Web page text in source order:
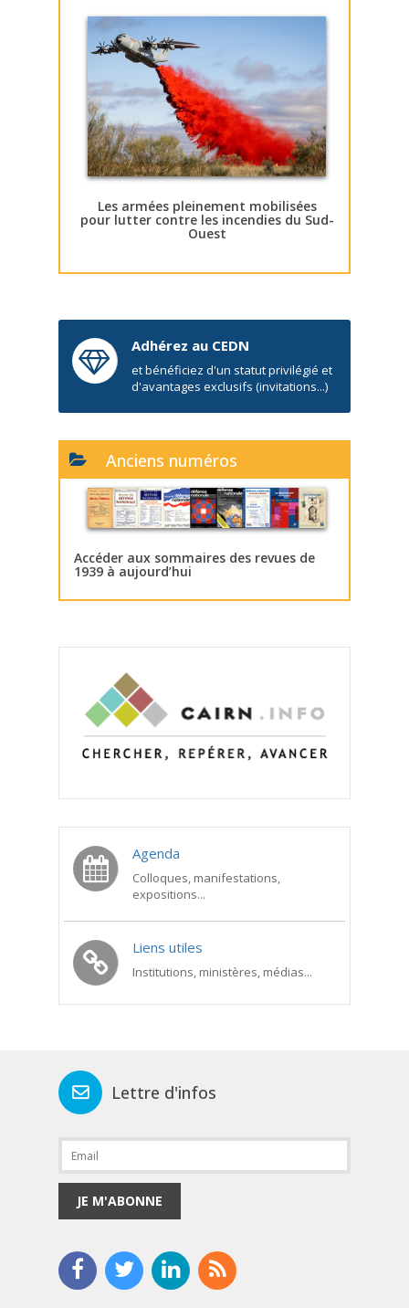
Les armées pleinement mobilisées
pour lutter contre les incendies du Sud-
Ouest
Adhérez au CEDN
et bénéficiez d'un statut privilégié et
d'avantages exclusifs (invitations...)
Anciens numéros
Accéder aux sommaires des revues de
1939 à aujourd’hui
Agenda
Colloques, manifestations,
expositions...
Liens utiles
Institutions, ministères, médias...
Lettre d'infos
JE M'ABONNE